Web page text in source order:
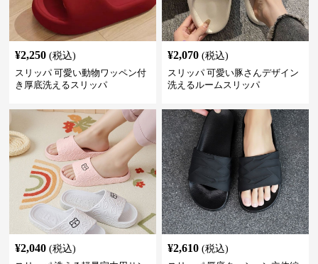
¥2,250 (税込)
スリッパ 可愛い動物ワッペン付
き厚底洗えるスリッパ
¥2,070 (税込)
スリッパ 可愛い豚さんデザイン
洗えるルームスリッパ
¥2,040 (税込)
¥2,610 (税込)